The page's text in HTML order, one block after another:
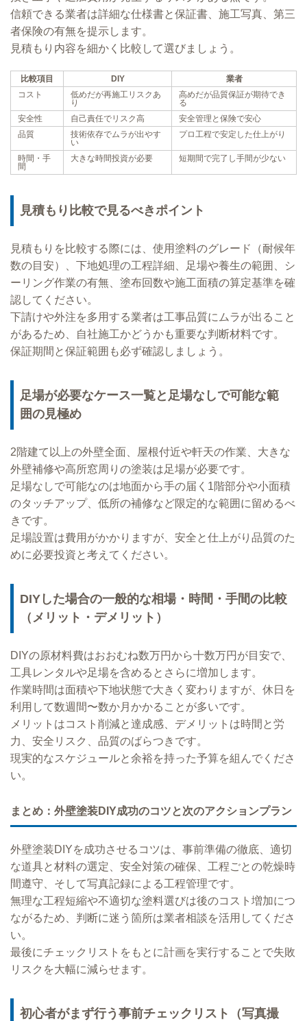
信頼できる業者は詳細な仕様書と保証書、施工写真、第三
者保険の有無を提示します。
見積もり内容を細かく比較して選びましょう。
比較項目 DIY
業者
コスト
低めだが再施工リスクあ
り
高めだが品質保証が期待でき
る
安全性
自己責任でリスク高
安全管理と保険で安心
品質
技術依存でムラが出やす
い
プロ工程で安定した仕上がり
時間・手
間
大きな時間投資が必要 短期間で完了し手間が少ない
見積もり比較で見るべきポイント
見積もりを比較する際には、使用塗料のグレード（耐候年
数の目安）、下地処理の工程詳細、足場や養生の範囲、シ
ーリング作業の有無、塗布回数や施工面積の算定基準を確
認してください。
下請けや外注を多用する業者は工事品質にムラが出ること
があるため、自社施工かどうかも重要な判断材料です。
保証期間と保証範囲も必ず確認しましょう。
足場が必要なケース一覧と足場なしで可能な範
囲の見極め
2階建て以上の外壁全面、屋根付近や軒天の作業、大きな
外壁補修や高所窓周りの塗装は足場が必要です。
足場なしで可能なのは地面から手の届く1階部分や小面積
のタッチアップ、低所の補修など限定的な範囲に留めるべ
きです。
足場設置は費用がかかりますが、安全と仕上がり品質のた
めに必要投資と考えてください。
DIYした場合の一般的な相場・時間・手間の比較
（メリット・デメリット）
DIYの原材料費はおおむね数万円から十数万円が目安で、
工具レンタルや足場を含めるとさらに増加します。
作業時間は面積や下地状態で大きく変わりますが、休日を
利用して数週間〜数か月かかることが多いです。
メリットはコスト削減と達成感、デメリットは時間と労
力、安全リスク、品質のばらつきです。
現実的なスケジュールと余裕を持った予算を組んでくださ
い。
まとめ：外壁塗装DIY成功のコツと次のアクションプラン
外壁塗装DIYを成功させるコツは、事前準備の徹底、適切
な道具と材料の選定、安全対策の確保、工程ごとの乾燥時
間遵守、そして写真記録による工程管理です。
無理な工程短縮や不適切な塗料選びは後のコスト増加につ
ながるため、判断に迷う箇所は業者相談を活用してくださ
い。
最後にチェックリストをもとに計画を実行することで失敗
リスクを大幅に減らせます。
初心者がまず行う事前チェックリスト（写真撮